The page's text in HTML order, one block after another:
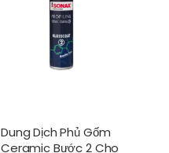
Dung Dịch Phủ Gốm
Ceramic Bước 2 Cho